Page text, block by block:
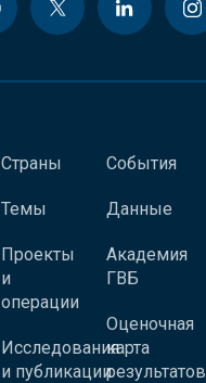
Страны
Темы
Проекты
и
операции
Исследования
и публикации
События
Данные
Академия
ГВБ
Оценочная
карта
результатов